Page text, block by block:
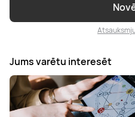
Jums varētu interesēt